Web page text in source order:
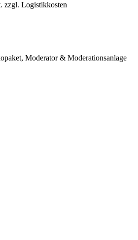
zzgl. Logistikkosten
Moderator & Moderationsanlage